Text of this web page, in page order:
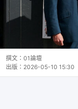
撰文： 01論壇
出版： 2026-05-10 15:30